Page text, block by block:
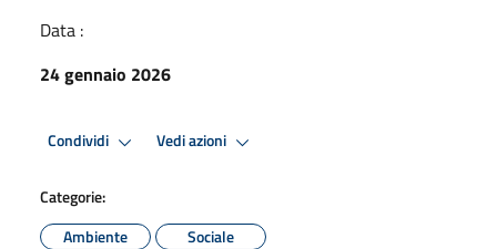
Data :
24 gennaio 2026
Condividi Vedi azioni
Categorie:
Ambiente
Sociale